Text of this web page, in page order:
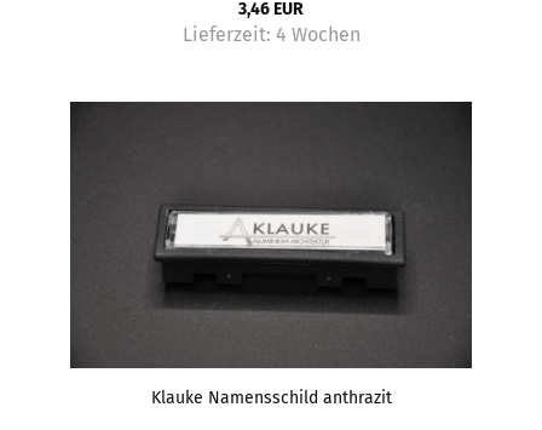
3,46 EUR
Lieferzeit: 4 Wochen
Klauke Namensschild anthrazit